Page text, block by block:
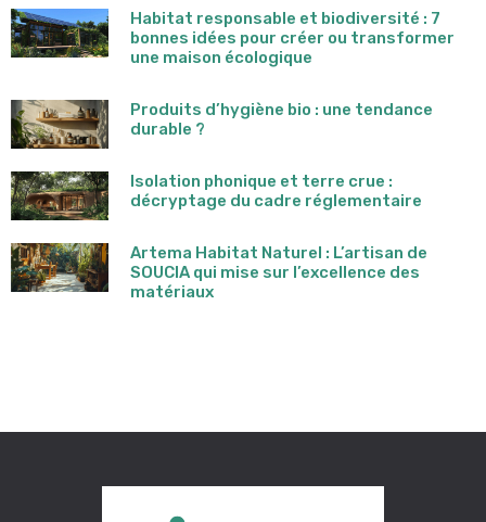
Habitat responsable et biodiversité : 7
bonnes idées pour créer ou transformer
une maison écologique
Produits d’hygiène bio : une tendance
durable ?
Isolation phonique et terre crue :
décryptage du cadre réglementaire
Artema Habitat Naturel : L’artisan de
SOUCIA qui mise sur l’excellence des
matériaux